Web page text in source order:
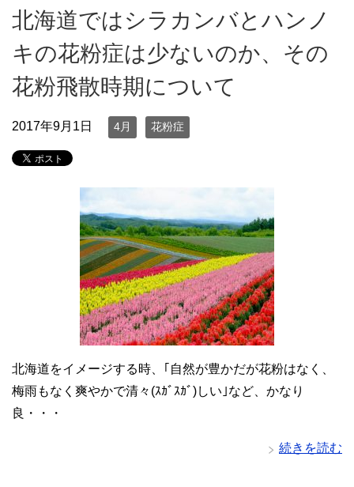
北海道ではシラカンバとハンノ
キの花粉症は少ないのか、その
花粉飛散時期について
2017年9月1日 4月 花粉症
北海道をイメージする時、｢自然が豊かだが花粉はなく、
梅雨もなく爽やかで清々(ｽｶﾞｽｶﾞ)しい｣など、かなり
良・・・
続きを読む